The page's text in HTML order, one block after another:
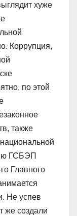
хуже
Коррупция,
по этой
также
ГСБЭП
Главного
Не успев
же создали